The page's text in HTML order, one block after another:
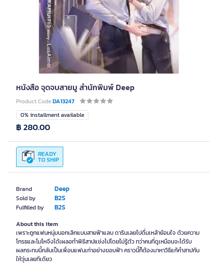
หนังสือ จุดจบสายมู สำนักพิมพ์ Deep
Product CodeDA13247
Brand Deep
Sold by B2S
Fulfilled by B2S
0% installment available
READY
TO SHIP
฿ 280.00
About this item
เพราะถูกแฟนหนุ่มบอกเลิกแบบสายฟ้าแลบ ดารินเลยไปดื่มเหล้าย้อมใจ ด้วยความ
โกรธและโมโหจึงได้เผลอทำพิธีสาปแช่งไปโดยไม่รู้ตัว ทว่าคนที่ดูเหมือนจะได้รับ
ผลกระทบนี้กลับเป็นเพื่อนแฟนเก่าอย่างขอบฟ้า คราวนี้ก็ต้องมาหาวิธีแก้คำสาปกัน
ให้วุ่นเลยทีเดียว